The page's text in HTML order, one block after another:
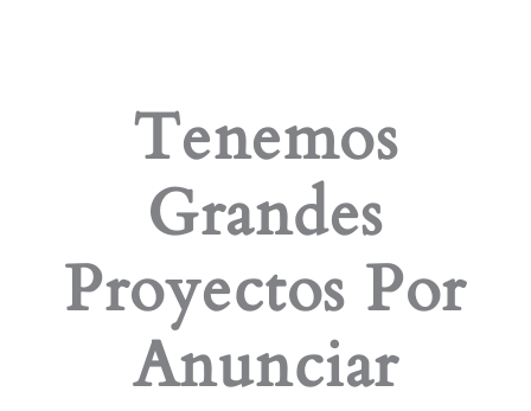
Tenemos
Grandes
Proyectos Por
Anunciar